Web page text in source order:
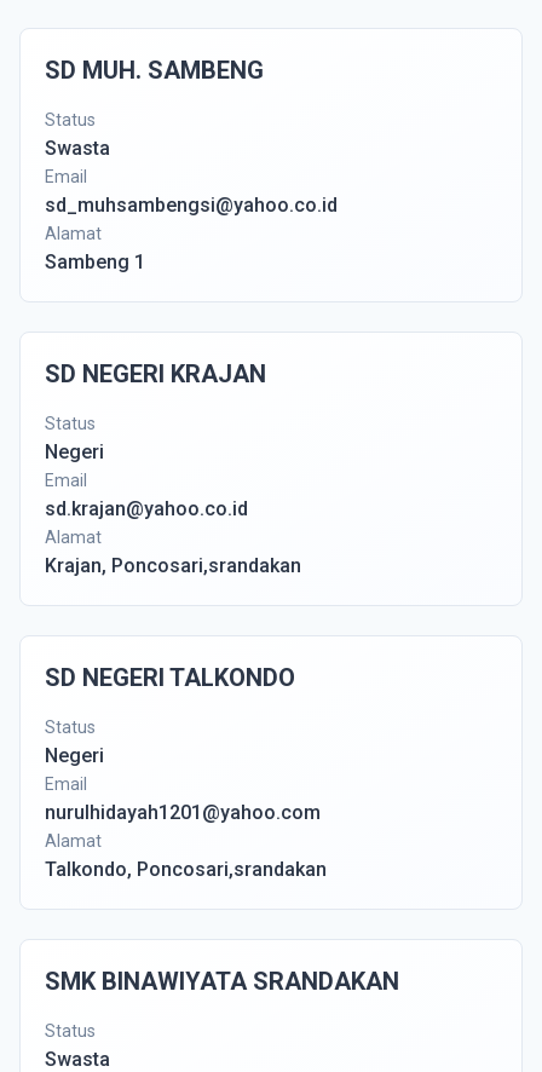
SD MUH. SAMBENG
Status
Swasta
Email
sd_muhsambengsi@yahoo.co.id
Alamat
Sambeng 1
SD NEGERI KRAJAN
Status
Negeri
Email
sd.krajan@yahoo.co.id
Alamat
Krajan, Poncosari,srandakan
SD NEGERI TALKONDO
Status
Negeri
Email
nurulhidayah1201@yahoo.com
Alamat
Talkondo, Poncosari,srandakan
SMK BINAWIYATA SRANDAKAN
Status
Swasta